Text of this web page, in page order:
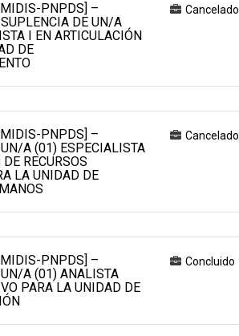
PNPDS] –
DE UN/A
I EN ARTICULACIÓN
DE
Cancelado
PNPDS] –
A (01) ESPECIALISTA
RECURSOS
LA UNIDAD DE
Cancelado
PNPDS] –
A (01) ANALISTA
PARA LA UNIDAD DE
Concluido